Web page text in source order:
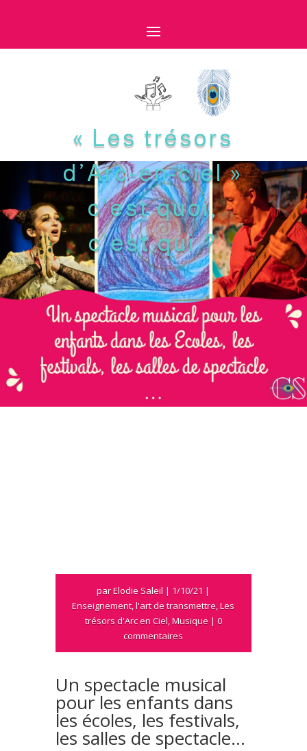
« Les trésors
d’Arc-en-ciel »
c’est quoi,
c’est qui ?
parElodie Saleil | 1/10/21 |
Enseignement,l'art de transmettre,Les
trésors d'Arc en Ciel,Musique | 0
commentaires
Un spectacle musical
pour les enfants dans
les écoles, les festivals,
les salles de spectacle…